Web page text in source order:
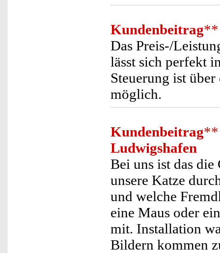
Kundenbeitrag**
Das Preis-/
lässt sich perfekt
Steuerung ist
möglich.
Kundenbeitrag**
Ludwigshafen
Bei uns ist das
unsere Katze
und welche
eine Maus oder
mit. Installation
Bildern kommen